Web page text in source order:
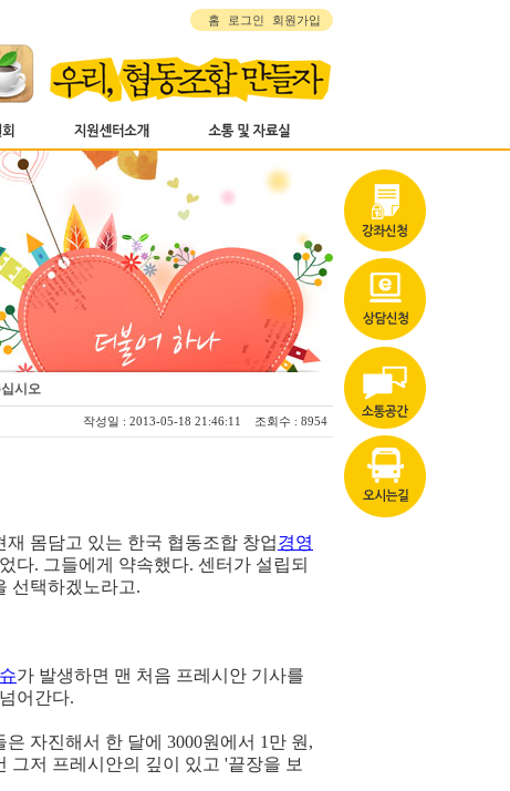
홈 로그인 회원가입
시오
작성일 : 2013-05-18 21:46:11 조회수 : 8954
몸담고 있는 한국 협동조합 창업경영
다. 그들에게 약속했다. 센터가 설립되
선택하겠노라고.
가 발생하면 맨 처음 프레시안 기사를
어간다.
자진해서 한 달에 3000원에서 1만 원,
그저 프레시안의 깊이 있고 '끝장을 보